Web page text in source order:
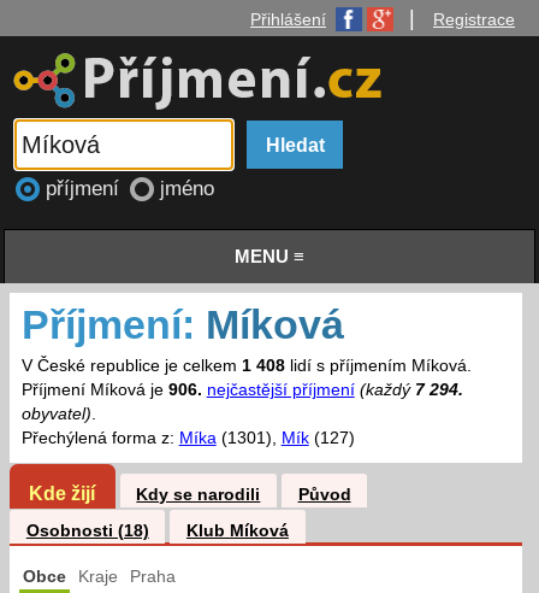
Přihlášení Registrace
příjmení jméno
MENU ≡
Příjmení: Míková
V České republice je celkem 1 408lidí s příjmením Míková.
Příjmení Míková je 906. nejčastější příjmení (každý 7 294.
obyvatel).
Přechýlená forma z: Míka(1301), Mík(127)
Kde žijí Kdy se narodili
Původ
Osobnosti (18)
Klub Míková
Obce Kraje Praha